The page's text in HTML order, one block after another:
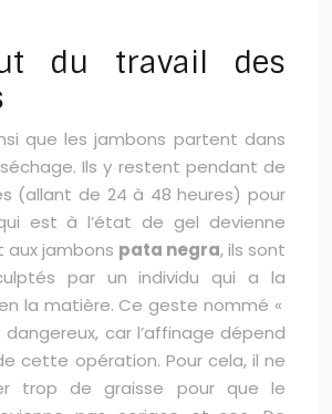
du travail des
que les jambons partent dans
Ils y restent pendant de
(allant de 24 à 48 heures) pour
est à l’état de gel devienne
aux jambons pata negra, ils sont
par un individu qui a la
la matière. Ce geste nommé «
car l’affinage dépend
cette opération. Pour cela, il ne
trop de graisse pour que le